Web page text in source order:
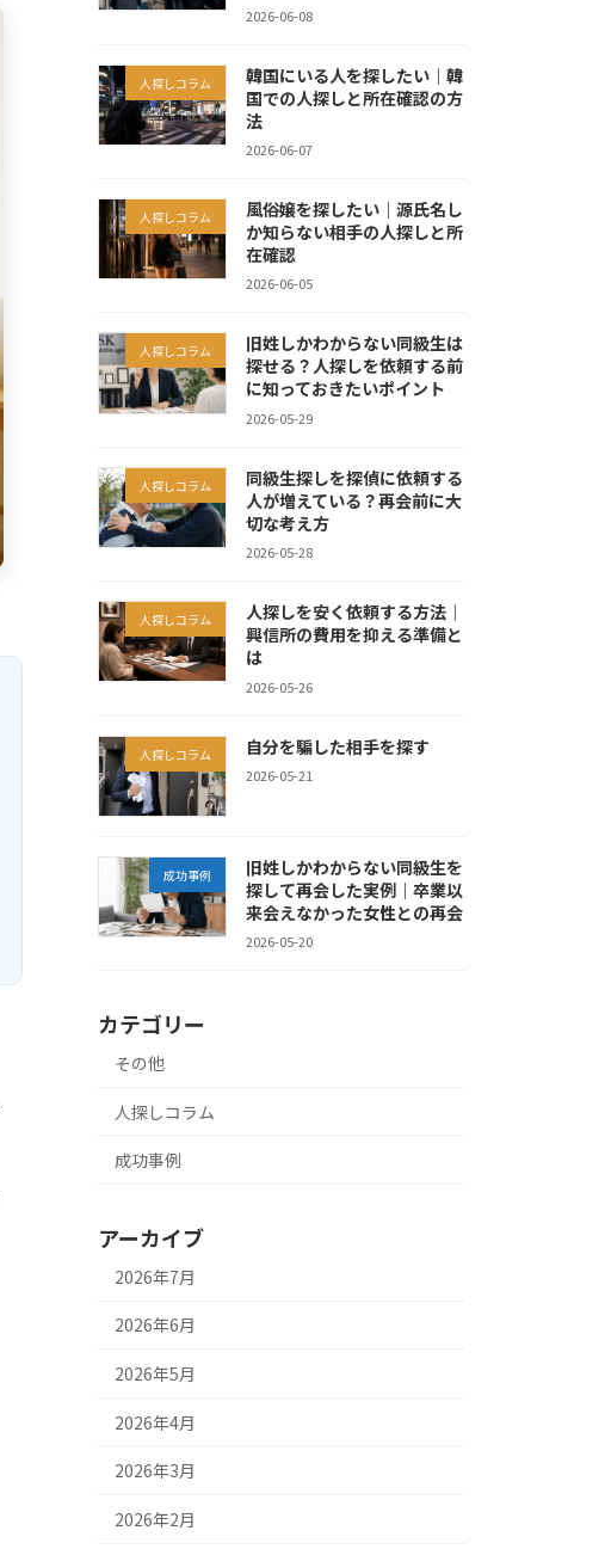
2026-06-08
人探しコラム
韓国にいる人を探したい｜韓
国での人探しと所在確認の方
法
2026-06-07
人探しコラム
風俗嬢を探したい｜源氏名し
か知らない相手の人探しと所
在確認
2026-06-05
人探しコラム
旧姓しかわからない同級生は
探せる？人探しを依頼する前
に知っておきたいポイント
2026-05-29
人探しコラム
同級生探しを探偵に依頼する
人が増えている？再会前に大
切な考え方
2026-05-28
人探しコラム
人探しを安く依頼する方法｜
興信所の費用を抑える準備と
は
2026-05-26
人探しコラム 自分を騙した相手を探す
2026-05-21
成功事例
旧姓しかわからない同級生を
探して再会した実例｜卒業以
来会えなかった女性との再会
2026-05-20
カテゴリー
その他
人探しコラム
成功事例
アーカイブ
2026年7月
2026年6月
2026年5月
2026年4月
2026年3月
2026年2月